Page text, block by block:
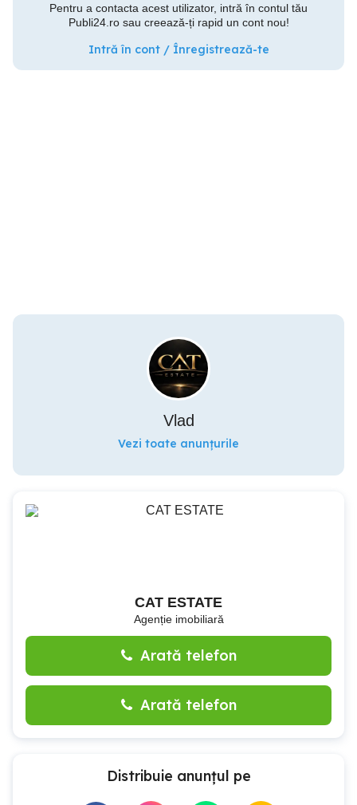
Pentru a contacta acest utilizator, intră în contul tău
Publi24.ro sau creează-ți rapid un cont nou!
Intră în cont / Înregistrează-te
Vlad
Vezi toate anunțurile
CAT ESTATE
Agenție imobiliară
Arată telefon
Arată telefon
Distribuie anunțul pe